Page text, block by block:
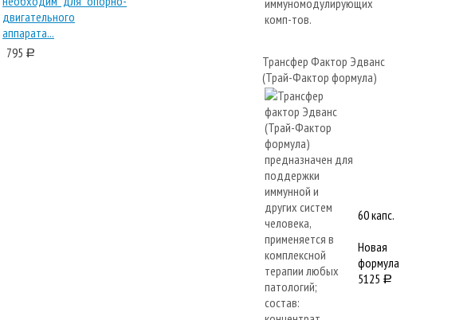
795 a
Трансфер Фактор Эдванс
(Трай-Фактор формула)
60 капс.
Новая
формула
5125 a